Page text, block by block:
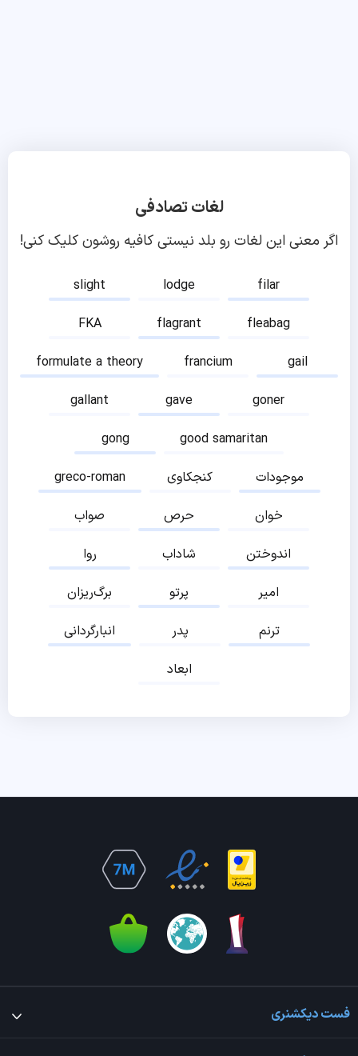
لغات تصادفی
اگر معنی این لغات رو بلد نیستی کافیه روشون کلیک کنی!
slight lodge
filar
FKA
flagrant
fleabag
formulate a theory
francium
gail
gallant
gave
goner
gong
good samaritan
greco-roman
کنجکاوی
موجودات
صواب
حرص
خوان
روا
شاداب
اندوختن
برگ‌ریزان
پرتو
امیر
انبارگردانی
پدر
ترنم
ابعاد
فست دیکشنری